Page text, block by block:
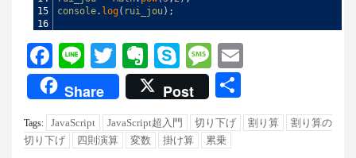
15
16
console. log( rui_jou) ;
Facebook
LineTwitterEvernote
SkypeMessage
Share Post
有
Tags: JavaScript JavaScript超入門 切り下げ 割り算
割り算の
切り下げ
四則演算 変数 掛け算 累乗